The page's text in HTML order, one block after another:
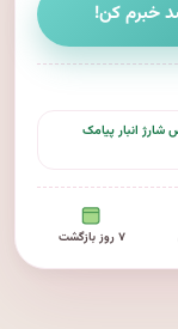
خبرم کن!
انبار پیامک
۷ روز بازگشت